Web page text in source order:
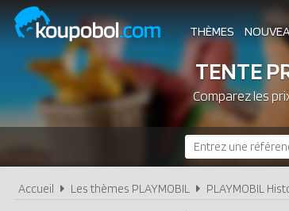
THÈMES
TENTE
Comparez les
Accueil Les thèmes PLAYMOBIL PLAYMOBIL